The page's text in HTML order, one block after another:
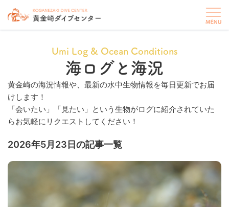
Umi Log & Ocean Conditions
海ログと海況
黄金崎の海況情報や、最新の水中生物情報を毎日更新でお届
けします！
「会いたい」「見たい」という生物がログに紹介されていた
らお気軽にリクエストしてください！
2026年5月23日の記事一覧